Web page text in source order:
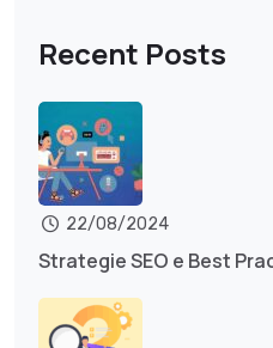
Recent Posts
22/08/2024
Strategie SEO e Best